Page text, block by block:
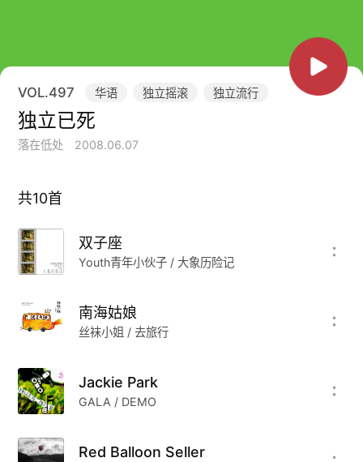
VOL.497 华语 独立摇滚 独立流行
独立已死
落在低处 2008.06.07
共10首
双子座
Youth青年小伙子 / 大象历险记
南海姑娘
丝袜小姐 / 去旅行
Jackie Park
GALA / DEMO
Red Balloon Seller